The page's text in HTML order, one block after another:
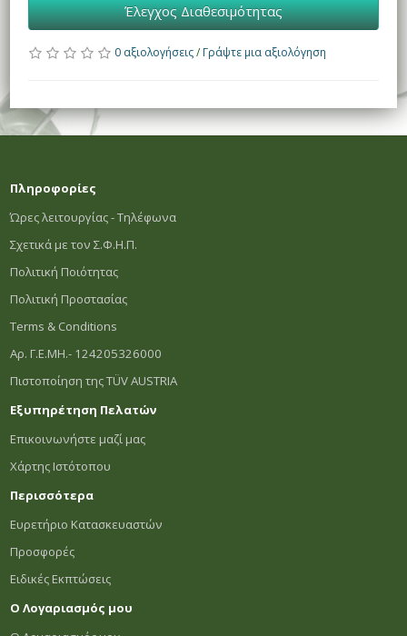
Έλεγχος Διαθεσιμότητας
0 αξιολογήσεις/ Γράψτε μια αξιολόγηση
Πληροφορίες
Ώρες λειτουργίας - Τηλέφωνα
Σχετικά με τον Σ.Φ.Η.Π.
Πολιτική Ποιότητας
Πολιτική Προστασίας
Terms & Conditions
Αρ. Γ.Ε.ΜΗ.- 124205326000
Πιστοποίηση της TÜV AUSTRIA
Εξυπηρέτηση Πελατών
Επικοινωνήστε μαζί μας
Χάρτης Ιστότοπου
Περισσότερα
Ευρετήριο Κατασκευαστών
Προσφορές
Ειδικές Εκπτώσεις
Ο Λογαριασμός μου